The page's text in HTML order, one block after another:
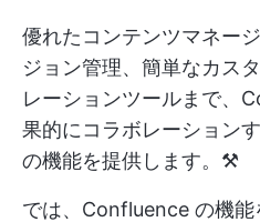
優れたコンテンツマネー
ジョン管理、簡単なカス
レーションツールまで、
果的にコラボレーション
の機能を提供します。⚒️
では、Confluence の機能